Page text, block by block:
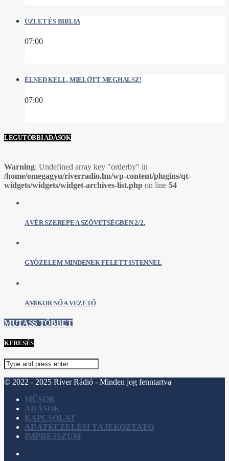
ÜZLET ÉS BIBLIA
07:00
ÉLNED KELL, MIELŐTT MEGHALSZ!
07:00
LEGUTÓBBI ADÁSOK
Warning: Undefined array key "orderby" in
/home/omegagyu/riverradio.hu/wp-content/plugins/qt-
widgets/widgets/widget-archives-list.php on line 54
A VÉR SZEREPE A SZÖVETSÉGBEN 2/2.
GYŐZELEM MINDENEK FELETT ISTENNEL
AMIKOR NŐ A VEZETŐ
MUTASS TÖBBET
KERESÉS
© 2022 - 2025 River Rádió - Minden jog fenntartva
MŰSOR
ADÁSOK
KAPCSOLAT
ADATKEZELÉSI TÁJÉKOZTATÓ
IMPRESSZUM